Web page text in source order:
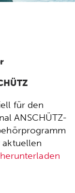
für den
ANSCHÜTZ-
aktuellen